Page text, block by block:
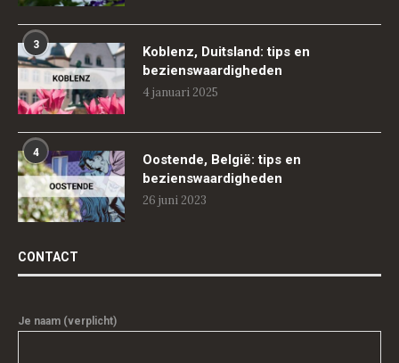
3
Koblenz, Duitsland: tips en
bezienswaardigheden
4 januari 2025
4
Oostende, België: tips en
bezienswaardigheden
26 juni 2023
CONTACT
Je naam (verplicht)